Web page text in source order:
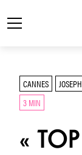
CANNES
3 MIN
«